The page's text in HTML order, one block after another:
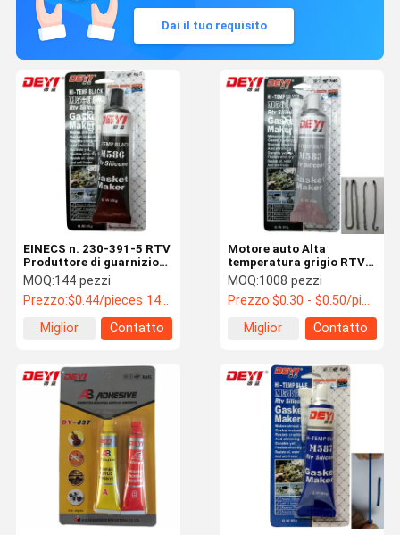
Dai il tuo requisito
Motore auto Alta
temperatura grigio RTV
Silicone Gasket Maker
-60-320C con neutrale
MOQ:1008 pezzi
Prezzo:$0.30 - $0.50/pieces
Miglior
Contatto
EINECS n. 230-391-5 RTV
Produttore di guarnizioni
ad alta temperatura per
la manutenzione
automobilistica
MOQ:144 pezzi
Prezzo:$0.44/pieces 144-1439 pieces
Miglior
Contatto